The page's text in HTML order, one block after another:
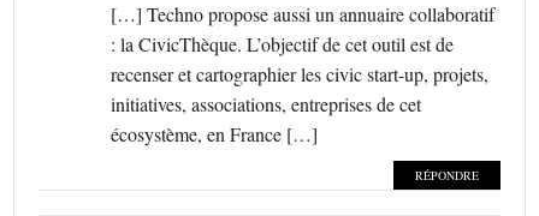
[…] Techno propose aussi un annuaire collaboratif
: la CivicThèque. L’objectif de cet outil est de
recenser et cartographier les civic start-up, projets,
initiatives, associations, entreprises de cet
écosystème, en France […]
RÉPONDRE